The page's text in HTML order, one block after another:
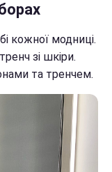
кожної модниці.
зі шкіри.
та тренчем.